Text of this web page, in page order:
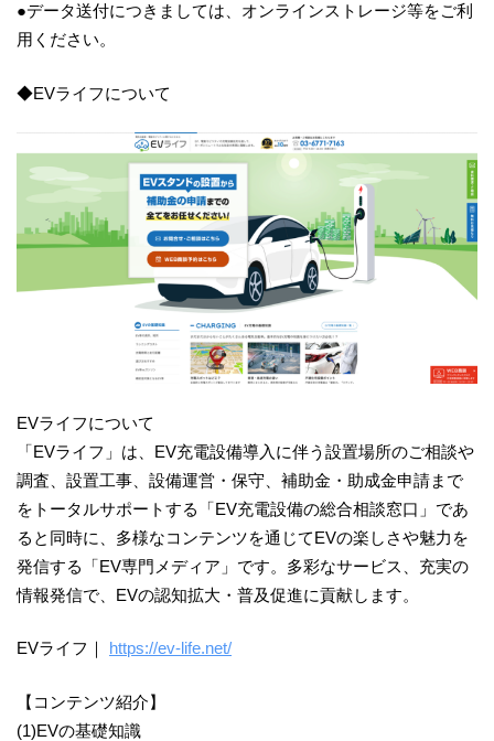
●データ送付につきましては、オンラインストレージ等をご利
用ください。
◆EVライフについて
EVライフについて
「EVライフ」は、EV充電設備導入に伴う設置場所のご相談や
調査、設置工事、設備運営・保守、補助金・助成金申請まで
をトータルサポートする「EV充電設備の総合相談窓口」であ
ると同時に、多様なコンテンツを通じてEVの楽しさや魅力を
発信する「EV専門メディア」です。多彩なサービス、充実の
情報発信で、EVの認知拡大・普及促進に貢献します。
EVライフ｜ https://ev-life.net/
【コンテンツ紹介】
(1)EVの基礎知識